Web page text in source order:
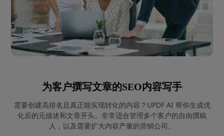
为客户撰写文章的SEO内容写手
需要创建高排名且真正能实现转化的内容？UPDF AI 帮你生成优
化后的元描述和文章开头。非常适合管理多个客户的自由撰稿
人，以及需要扩大内容产量的营销公司。